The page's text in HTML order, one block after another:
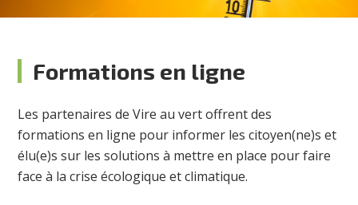
Formations en ligne
Les partenaires de Vire au vert offrent des
formations en ligne pour informer les citoyen(ne)s et
élu(e)s sur les solutions à mettre en place pour faire
face à la crise écologique et climatique.